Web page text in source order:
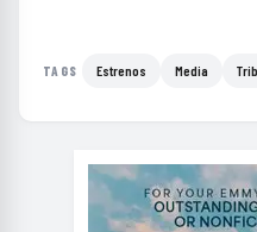
TAGS Estrenos Media